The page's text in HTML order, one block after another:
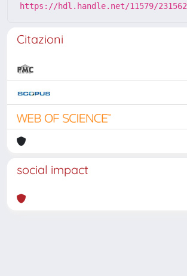
https://hdl.handle.net/11579/231562
Citazioni
social impact